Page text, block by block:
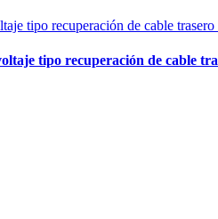
tipo recuperación de cable